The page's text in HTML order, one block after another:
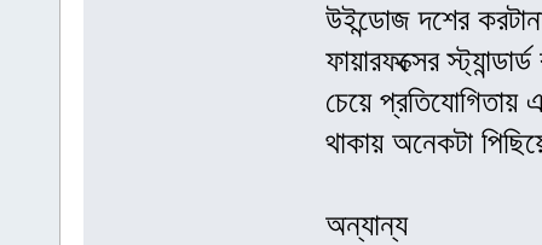
উইন্ডোজ দশের
ফায়ারফক্সের
চেয়ে
থাকায় অনেকটা
অন্যান্য